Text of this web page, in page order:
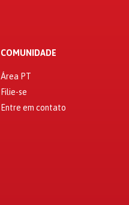
COMUNIDADE
Área PT
Filie-se
Entre em contato